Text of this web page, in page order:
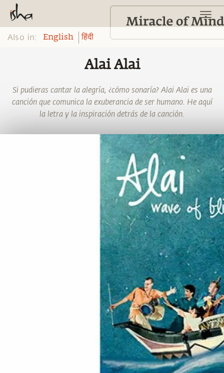
Also in: English हिंदी
Alai Alai
Si pudieras cantar la alegría, ¿cómo sonaría? Alai Alai es una
canción que comunica la exuberancia de ser humano. He aquí
la letra y la inspiración detrás de la canción.